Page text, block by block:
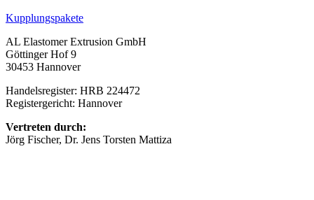
Kupplungspakete
AL Elastomer Extrusion GmbH
Göttinger Hof 9
30453 Hannover
Handelsregister: HRB 224472
Registergericht: Hannover
Vertreten durch:
Jörg Fischer, Dr. Jens Torsten Mattiza